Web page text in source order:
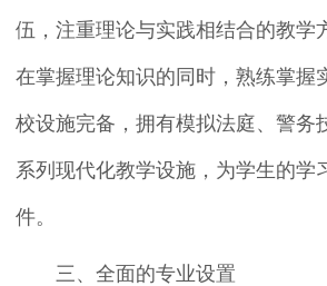
伍，注重理论与实践相结合的教学
在掌握理论知识的同时，熟练掌握
校设施完备，拥有模拟法庭、警务
系列现代化教学设施，为学生的学
件。
三、全面的专业设置